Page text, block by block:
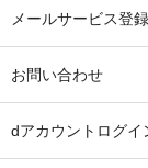
メールサービス登
お問い合わせ
dアカウントログイ